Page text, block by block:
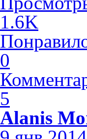
1.6K
0
5
Alanis